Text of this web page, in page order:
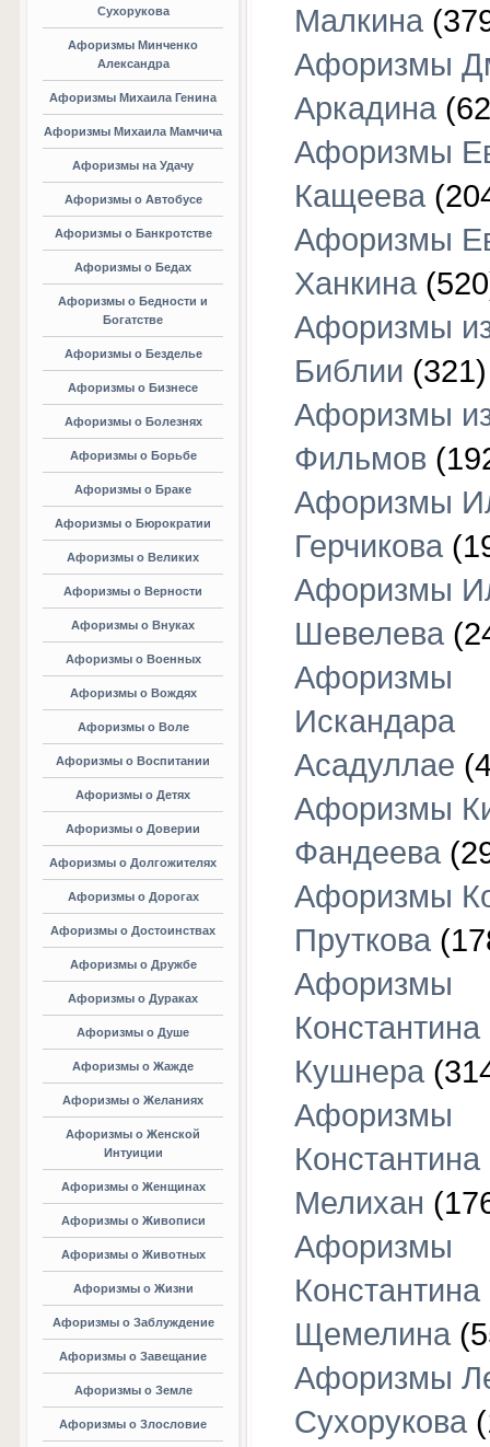
Сухорукова
Афоризмы Минченко
Александра
Афоризмы Михаила Генина
Афоризмы Михаила Мамчича
Афоризмы на Удачу
Афоризмы о Автобусе
Афоризмы о Банкротстве
Афоризмы о Бедах
Афоризмы о Бедности и
Богатстве
Афоризмы о Безделье
Афоризмы о Бизнесе
Афоризмы о Болезнях
Афоризмы о Борьбе
Афоризмы о Браке
Афоризмы о Бюрократии
Афоризмы о Великих
Афоризмы о Верности
Афоризмы о Внуках
Афоризмы о Военных
Афоризмы о Вождях
Афоризмы о Воле
Афоризмы о Воспитании
Афоризмы о Детях
Афоризмы о Доверии
Афоризмы о Долгожителях
Афоризмы о Дорогах
Афоризмы о Достоинствах
Афоризмы о Дружбе
Афоризмы о Дураках
Афоризмы о Душе
Афоризмы о Жажде
Афоризмы о Желаниях
Афоризмы о Женской
Интуиции
Афоризмы о Женщинах
Афоризмы о Живописи
Афоризмы о Животных
Афоризмы о Жизни
Афоризмы о Заблуждение
Афоризмы о Завещание
Афоризмы о Земле
Афоризмы о Злословие
Малкина
Афоризмы
Аркадина
Афоризмы
Кащеева
Афоризмы
Ханкина
Афоризмы
Библии (321)
Афоризмы
Фильмов
Афоризмы
Герчикова
Афоризмы
Шевелева
Афоризмы
Искандара
Асадуллае
Афоризмы
Фандеева
Афоризмы
Пруткова
Афоризмы
Константина
Кушнера
Афоризмы
Константина
Мелихан
Афоризмы
Константина
Щемелина
Афоризмы
Сухорукова